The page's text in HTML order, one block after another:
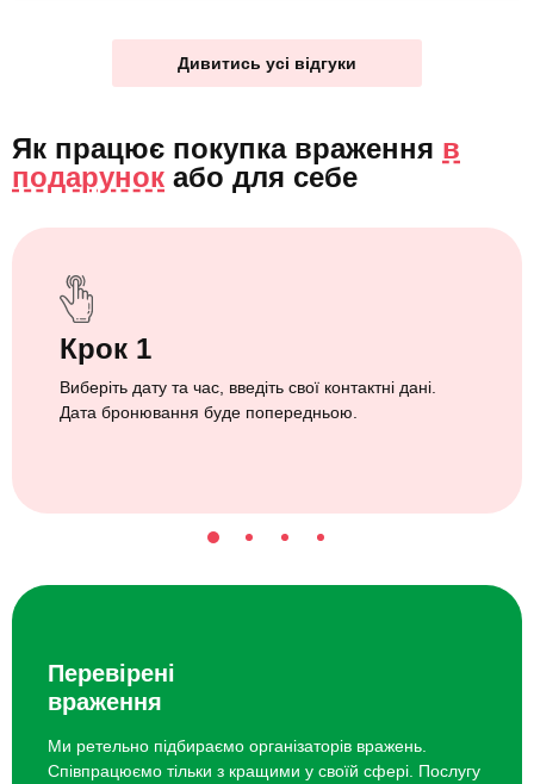
Дивитись усі відгуки
Як працює покупка враження в
подарунок або для себе
Крок 1
Виберіть дату та час, введіть свої контактні дані.
Дата бронювання буде попередньою.
Перевірені
враження
Ми ретельно підбираємо організаторів вражень.
Співпрацюємо тільки з кращими у своїй сфері. Послугу